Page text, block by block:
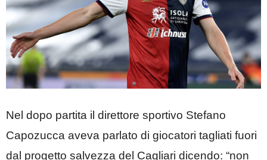
Nel dopo partita il direttore sportivo Stefano
Capozucca aveva parlato di giocatori tagliati fuori
dal progetto salvezza del Cagliari dicendo: “non